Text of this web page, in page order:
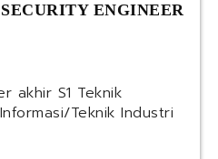
ENGINEER
akhir S1 Teknik
Teknik Industri